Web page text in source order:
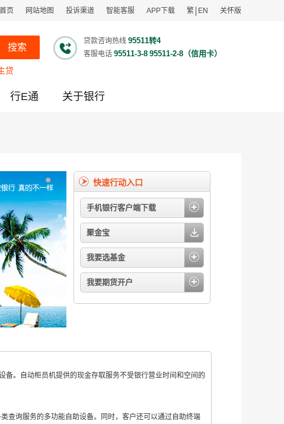
页 网站地图 投诉渠道 智能客服 APP下载 繁 EN 关怀版
搜索
贷款咨询热线 95511转4
客服电话 95511-3-8 95511-2-8（信用卡）
贷
行E通 关于银行
• 快速行动入口
手机银行客户端下载
聚金宝
我要选基金
我要期货开户
备。自动柜员机提供的现金存取服务不受银行营业时间和空间的
查询服务的多功能自助设备。同时，客户还可以通过自助终端